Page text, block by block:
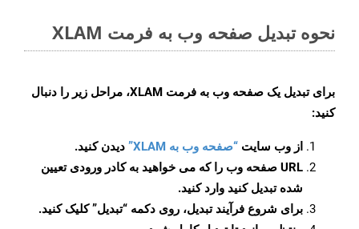
نحوه تبدیل صفحه وب به فرمت XLAM
برای تبدیل یک صفحه وب به فرمت XLAM، مراحل زیر را دنبال
کنید:
از وب سایت “صفحه وب به XLAM”
دیدن کنید.
URL صفحه وب را که می خواهید به کادر ورودی تعیین
شده تبدیل کنید وارد کنید.
برای شروع فرآیند تبدیل، روی دکمه “تبدیل” کلیک کنید.